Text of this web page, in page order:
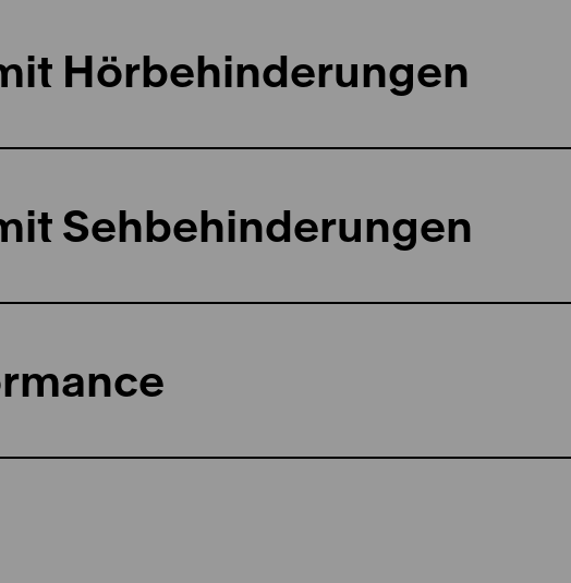
Hörbehinderungen
Sehbehinderungen